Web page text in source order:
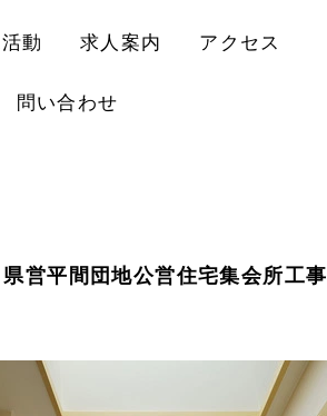
動 求人案内 アクセス
問い合わせ
営平間団地公営住宅集会所工事